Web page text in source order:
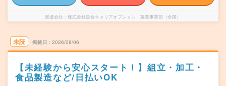
派遣会社 株式会社綜合キャリアオプション 製造事業部（全国）
未読 掲載日 2026/08/06
【未経験から安心スタート！】組立・加工・
食品製造など/日払いOK